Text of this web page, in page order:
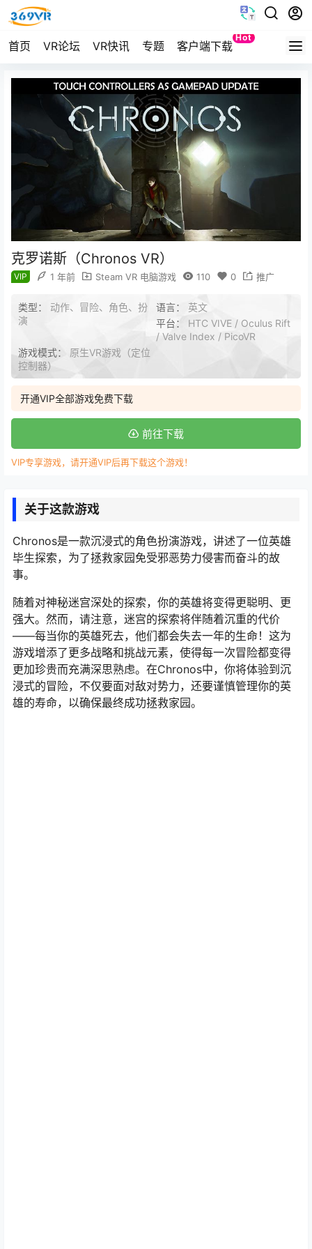
首页 VR论坛 VR快讯 专题 客户端下载
Hot
Quest
克罗诺斯（Chronos VR）
VIP 1 年前 Steam VR 电脑游戏 110 0 推广
类型： 动作、冒险、角色、扮
演
语言： 英文
平台： HTC VIVE / Oculus Rift
/ Valve Index / PicoVR
游戏模式： 原生VR游戏（定位
控制器）
开通VIP全部游戏免费下载
前往下载
VIP专享游戏，请开通VIP后再下载这个游戏！
关于这款游戏
Chronos是一款沉浸式的角色扮演游戏，讲述了一位英雄
毕生探索，为了拯救家园免受邪恶势力侵害而奋斗的故
事。
随着对神秘迷宫深处的探索，你的英雄将变得更聪明、更
强大。然而，请注意，迷宫的探索将伴随着沉重的代价
——每当你的英雄死去，他们都会失去一年的生命！这为
游戏增添了更多战略和挑战元素，使得每一次冒险都变得
更加珍贵而充满深思熟虑。在Chronos中，你将体验到沉
浸式的冒险，不仅要面对敌对势力，还要谨慎管理你的英
雄的寿命，以确保最终成功拯救家园。